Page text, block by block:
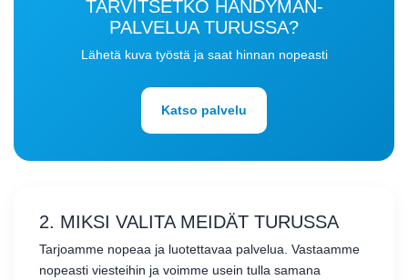
TARVITSETKO HANDYMAN-
PALVELUA TURUSSA?
Lähetä kuva työstä ja saat hinnan nopeasti
Katso palvelu
2. MIKSI VALITA MEIDÄT TURUSSA
Tarjoamme nopeaa ja luotettavaa palvelua. Vastaamme
nopeasti viesteihin ja voimme usein tulla samana